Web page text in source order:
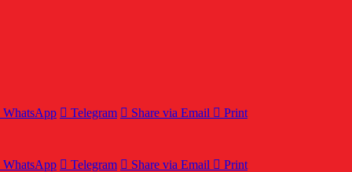
WhatsApp Telegram Share via Email
Print
WhatsApp Telegram Share via Email Print